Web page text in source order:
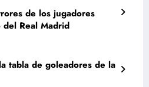
de los jugadores
Real Madrid
tabla de goleadores de la